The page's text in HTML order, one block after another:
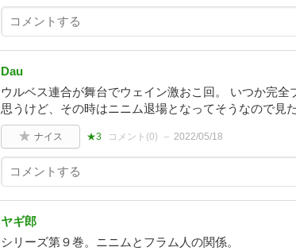
Dau
ウルベス連合が舞台でウェイン激おこ回。 いつか完全
思うけど、その時はニニム退場となってそうなので見
ナイス ★3 コメント(0) 2022/05/18
ヤギ郎
シリーズ第９巻。ニニムとフラム人の関係。